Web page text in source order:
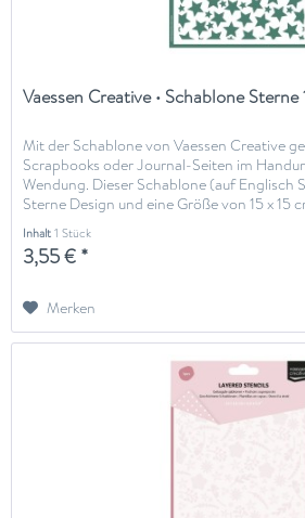
Vaessen Creative • Schablone Sterne
Mit der Schablone von Vaessen Creative
Scrapbooks oder Journal-Seiten im
Wendung. Dieser Schablone (auf Englisch
Sterne Design und eine Größe von 15 x 15
Inhalt1 Stück
3,55 € *
Merken